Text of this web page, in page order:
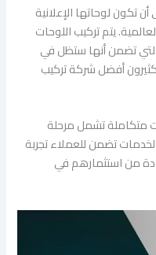
تكون لوحاتها الإعلانية
يتم تركيب اللوحات
تضمن أنها ستظل في
أفضل شركة تركيب
متكاملة تشمل مرحلة
تضمن للعملاء تجربة
من استثمارهم في